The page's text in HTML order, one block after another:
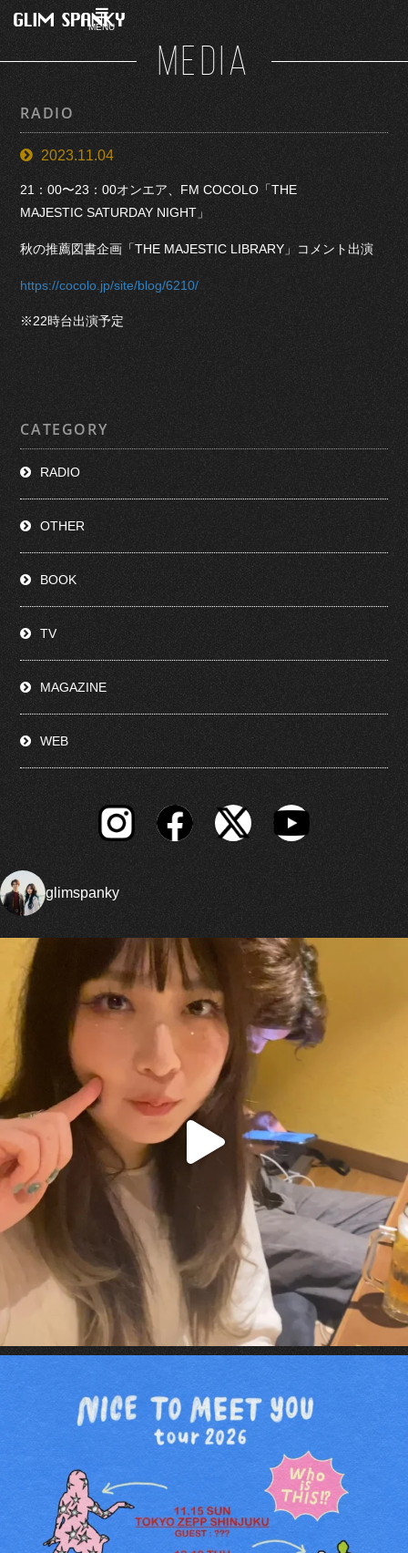
MENU
MEDIA
RADIO
2023.11.04
21：00〜23：00オンエア、FM COCOLO「THE
MAJESTIC SATURDAY NIGHT」
秋の推薦図書企画「THE MAJESTIC LIBRARY」コメント出演
https://cocolo.jp/site/blog/6210/
※22時台出演予定
CATEGORY
RADIO
OTHER
BOOK
TV
MAGAZINE
WEB
glimspanky